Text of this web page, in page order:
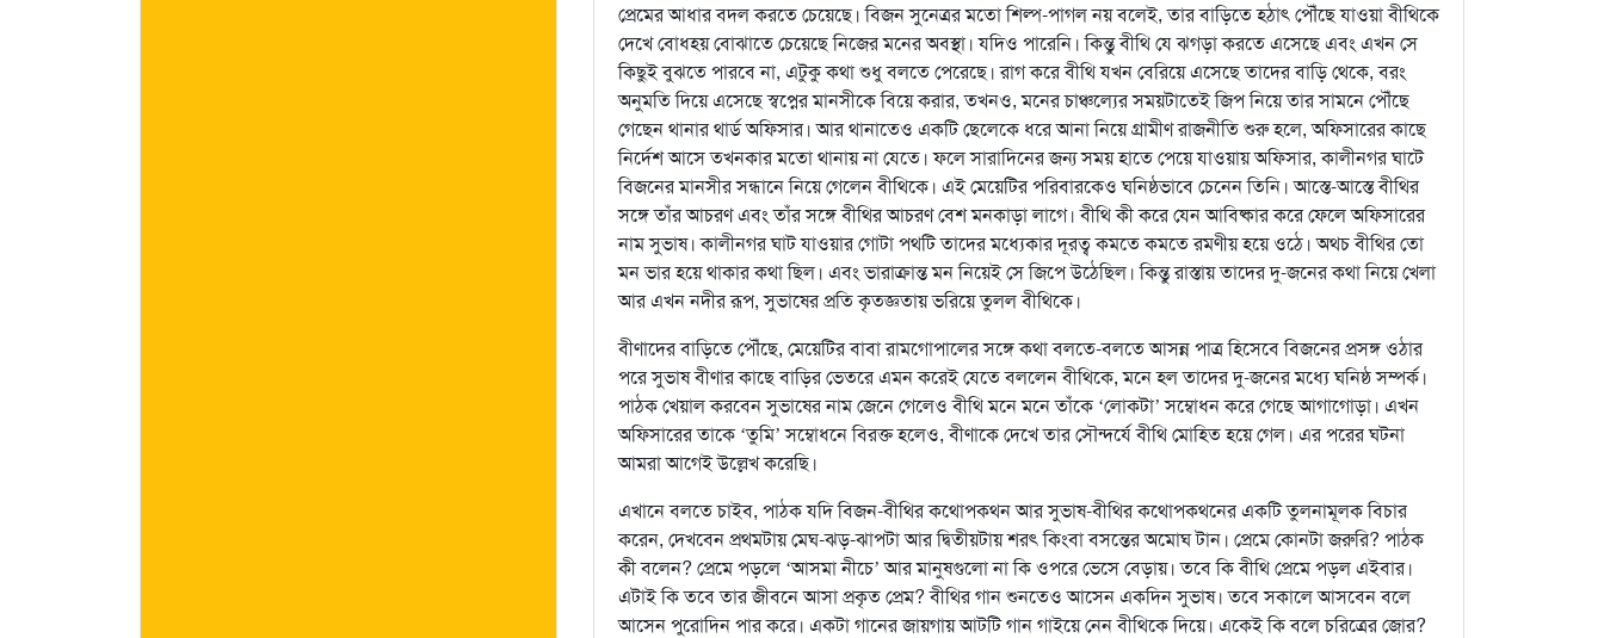
প্রেমের আধার বদল করতে চেয়েছে। বিজন সুনেত্রর মতো শিল্প-পাগল নয় বলেই, তার বাড়িতে হঠাৎ পৌঁছে যাওয়া বীথিকে
দেখে বোধহয় বোঝাতে চেয়েছে নিজের মনের অবস্থা। যদিও পারেনি। কিন্তু বীথি যে ঝগড়া করতে এসেছে এবং এখন সে
কিছুই বুঝতে পারবে না, এটুকু কথা শুধু বলতে পেরেছে। রাগ করে বীথি যখন বেরিয়ে এসেছে তাদের বাড়ি থেকে, বরং
অনুমতি দিয়ে এসেছে স্বপ্নের মানসীকে বিয়ে করার, তখনও, মনের চাঞ্চল্যের সময়টাতেই জিপ নিয়ে তার সামনে পৌঁছে
গেছেন থানার থার্ড অফিসার। আর থানাতেও একটি ছেলেকে ধরে আনা নিয়ে গ্রামীণ রাজনীতি শুরু হলে, অফিসারের কাছে
নির্দেশ আসে তখনকার মতো থানায় না যেতে। ফলে সারাদিনের জন্য সময় হাতে পেয়ে যাওয়ায় অফিসার, কালীনগর ঘাটে
বিজনের মানসীর সন্ধানে নিয়ে গেলেন বীথিকে। এই মেয়েটির পরিবারকেও ঘনিষ্ঠভাবে চেনেন তিনি। আস্তে-আস্তে বীথির
সঙ্গে তাঁর আচরণ এবং তাঁর সঙ্গে বীথির আচরণ বেশ মনকাড়া লাগে। বীথি কী করে যেন আবিষ্কার করে ফেলে অফিসারের
নাম সুভাষ। কালীনগর ঘাট যাওয়ার গোটা পথটি তাদের মধ্যেকার দূরত্ব কমতে কমতে রমণীয় হয়ে ওঠে। অথচ বীথির তো
মন ভার হয়ে থাকার কথা ছিল। এবং ভারাক্রান্ত মন নিয়েই সে জিপে উঠেছিল। কিন্তু রাস্তায় তাদের দু-জনের কথা নিয়ে খেলা
আর এখন নদীর রূপ, সুভাষের প্রতি কৃতজ্ঞতায় ভরিয়ে তুলল বীথিকে।
বীণাদের বাড়িতে পৌঁছে, মেয়েটির বাবা রামগোপালের সঙ্গে কথা বলতে-বলতে আসন্ন পাত্র হিসেবে বিজনের প্রসঙ্গ ওঠার
পরে সুভাষ বীণার কাছে বাড়ির ভেতরে এমন করেই যেতে বললেন বীথিকে, মনে হল তাদের দু-জনের মধ্যে ঘনিষ্ঠ সম্পর্ক।
পাঠক খেয়াল করবেন সুভাষের নাম জেনে গেলেও বীথি মনে মনে তাঁকে ‘লোকটা’ সম্বোধন করে গেছে আগাগোড়া। এখন
অফিসারের তাকে ‘তুমি’ সম্বোধনে বিরক্ত হলেও, বীণাকে দেখে তার সৌন্দর্যে বীথি মোহিত হয়ে গেল। এর পরের ঘটনা
আমরা আগেই উল্লেখ করেছি।
এখানে বলতে চাইব, পাঠক যদি বিজন-বীথির কথোপকথন আর সুভাষ-বীথির কথোপকথনের একটি তুলনামূলক বিচার
করেন, দেখবেন প্রথমটায় মেঘ-ঝড়-ঝাপটা আর দ্বিতীয়টায় শরৎ কিংবা বসন্তের অমোঘ টান। প্রেমে কোনটা জরুরি? পাঠক
কী বলেন? প্রেমে পড়লে ‘আসমা নীচে’ আর মানুষগুলো না কি ওপরে ভেসে বেড়ায়। তবে কি বীথি প্রেমে পড়ল এইবার।
এটাই কি তবে তার জীবনে আসা প্রকৃত প্রেম? বীথির গান শুনতেও আসেন একদিন সুভাষ। তবে সকালে আসবেন বলে
আসেন পুরোদিন পার করে। একটা গানের জায়গায় আটটি গান গাইয়ে নেন বীথিকে দিয়ে। একেই কি বলে চরিত্রের জোর?